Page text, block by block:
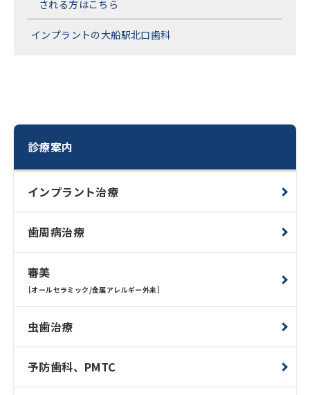
診療案内
インプラント治療
歯周病治療
審美
［オールセラミック/金属アレルギー外来］
虫歯治療
予防歯科、PMTC
される方はこちら
インプラントの大船駅北口歯科